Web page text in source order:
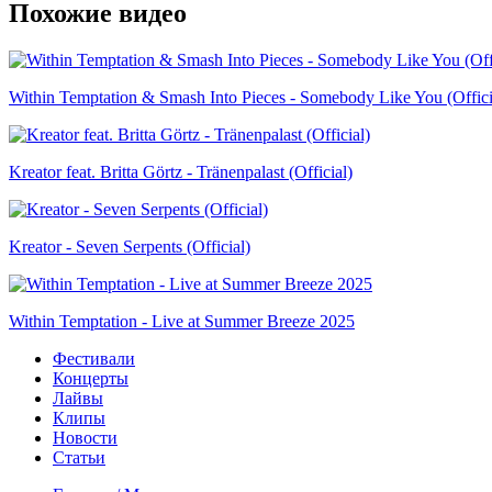
Похожие видео
Within Temptation & Smash Into Pieces - Somebody Like You
Kreator feat. Britta Görtz - Tränenpalast (Official)
Kreator - Seven Serpents (Official)
Within Temptation - Live at Summer Breeze 2025
Фестивали
Концерты
Лайвы
Клипы
Новости
Статьи